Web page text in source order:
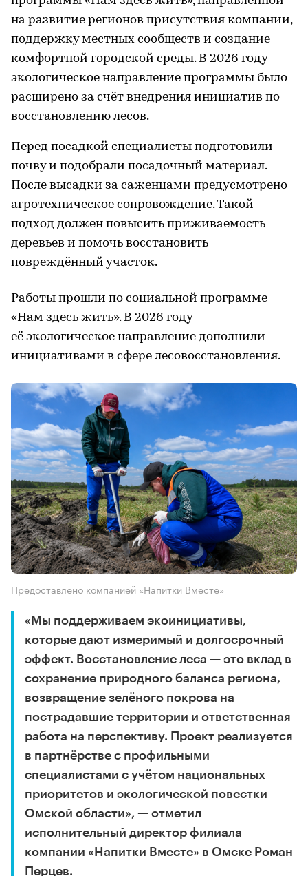
на развитие регионов присутствия компании,
поддержку местных сообществ и создание
комфортной городской среды. В 2026 году
экологическое направление программы было
расширено за счёт внедрения инициатив по
восстановлению лесов.
Перед посадкой специалисты подготовили
почву и подобрали посадочный материал.
После высадки за саженцами предусмотрено
агротехническое сопровождение. Такой
подход должен повысить приживаемость
деревьев и помочь восстановить
повреждённый участок.
Работы прошли по социальной программе
«Нам здесь жить». В 2026 году
её экологическое направление дополнили
инициативами в сфере лесовосстановления.
Предоставлено компанией «Напитки Вместе»
«Мы поддерживаем экоинициативы,
которые дают измеримый и долгосрочный
эффект. Восстановление леса — это вклад в
сохранение природного баланса региона,
возвращение зелёного покрова на
пострадавшие территории и ответственная
работа на перспективу. Проект реализуется
в партнёрстве с профильными
специалистами с учётом национальных
приоритетов и экологической повестки
Омской области», — отметил
исполнительный директор филиала
компании «Напитки Вместе» в Омске Роман
Перцев.